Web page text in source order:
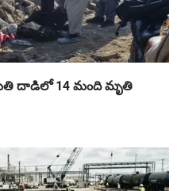
దాడిలో 14 మంది మృతి